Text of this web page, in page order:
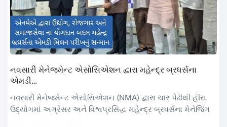
નવસારી મેનેજમેન્ટ એસોસિએશન દ્વારા મહેન્દ્ર બ્રધર્સના
એમડી…
નવસારી મેનેજમેન્ટ એસોસિએશન (NMA) દ્વારા ચાર પેઢીથી હીરા
ઉદ્યોગમાં અગ્રેસર અને વિશ્વપ્રસિદ્ધ મહેન્દ્ર બ્રધર્સના મેનેજિંગ